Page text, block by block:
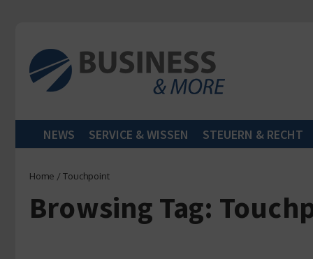
NEWS SERVICE & WISSEN STEUERN & RECHT
Home / Touchpoint
Browsing Tag: